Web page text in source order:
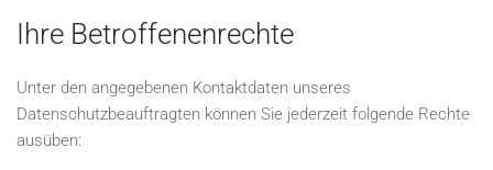
Ihre Betroffenenrechte
Unter den angegebenen Kontaktdaten unseres
Datenschutzbeauftragten können Sie jederzeit folgende Rechte
ausüben: